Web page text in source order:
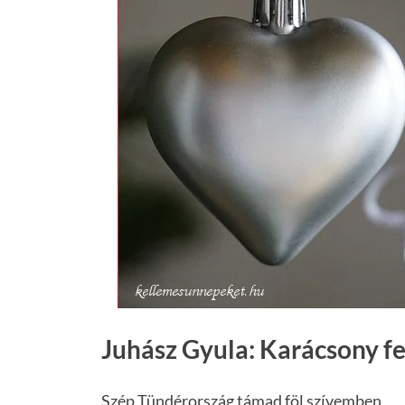
Juhász Gyula: Karácsony
Szép Tündérország támad föl szívemben